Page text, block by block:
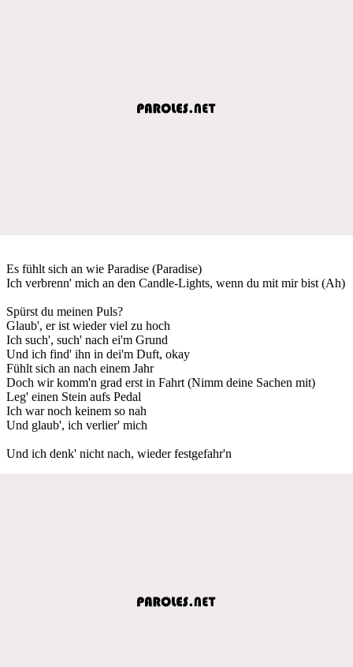
Es fühlt sich an wie Paradise (Paradise)
Ich verbrenn' mich an den Candle-Lights, wenn du mit mir bist (Ah)
Spürst du meinen Puls?
Glaub', er ist wieder viel zu hoch
Ich such', such' nach ei'm Grund
Und ich find' ihn in dei'm Duft, okay
Fühlt sich an nach einem Jahr
Doch wir komm'n grad erst in Fahrt (Nimm deine Sachen mit)
Leg' einen Stein aufs Pedal
Ich war noch keinem so nah
Und glaub', ich verlier' mich
Und ich denk' nicht nach, wieder festgefahr'n